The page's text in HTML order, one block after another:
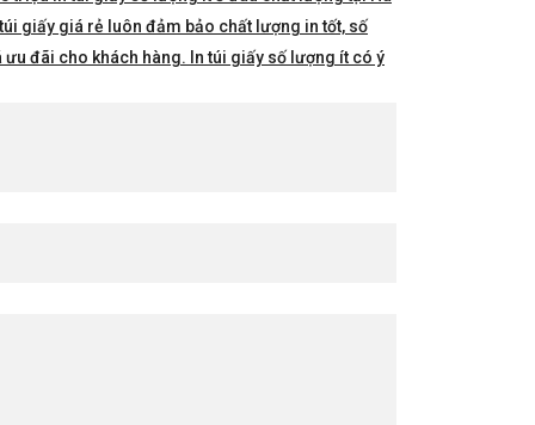
giấy giá rẻ luôn đảm bảo chất lượng in tốt, số
đãi cho khách hàng. In túi giấy số lượng ít có ý